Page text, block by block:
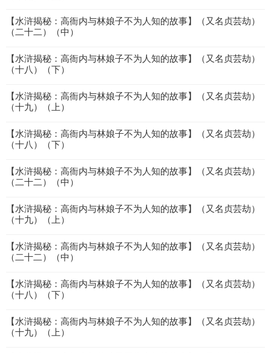
【水浒揭秘：高衙内与林娘子不为人知的故事】（又名贞芸劫）
（二十二）（中）
【水浒揭秘：高衙内与林娘子不为人知的故事】（又名贞芸劫）
（十八）（下）
【水浒揭秘：高衙内与林娘子不为人知的故事】（又名贞芸劫）
（十九）（上）
【水浒揭秘：高衙内与林娘子不为人知的故事】（又名贞芸劫）
（十八）（下）
【水浒揭秘：高衙内与林娘子不为人知的故事】（又名贞芸劫）
（二十二）（中）
【水浒揭秘：高衙内与林娘子不为人知的故事】（又名贞芸劫）
（十九）（上）
【水浒揭秘：高衙内与林娘子不为人知的故事】（又名贞芸劫）
（二十二）（中）
【水浒揭秘：高衙内与林娘子不为人知的故事】（又名贞芸劫）
（十八）（下）
【水浒揭秘：高衙内与林娘子不为人知的故事】（又名贞芸劫）
（十九）（上）